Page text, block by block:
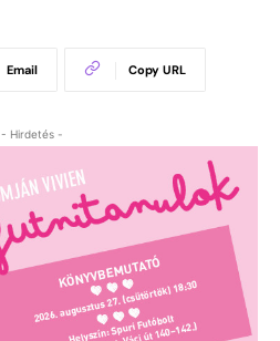
Email Copy URL
- Hirdetés -